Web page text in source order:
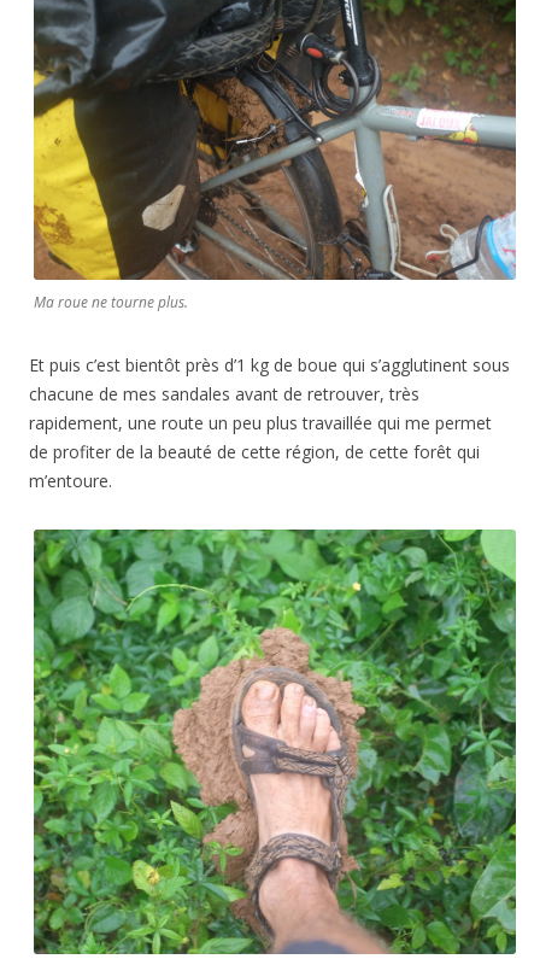
Ma roue ne tourne plus.
Et puis c’est bientôt près d’1 kg de boue qui s’agglutinent sous
chacune de mes sandales avant de retrouver, très
rapidement, une route un peu plus travaillée qui me permet
de profiter de la beauté de cette région, de cette forêt qui
m’entoure.